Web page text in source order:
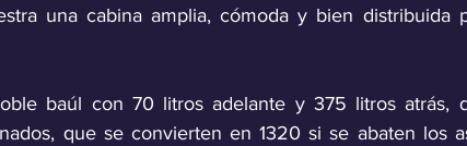
una cabina amplia, cómoda y bien distribuida
baúl con 70 litros adelante y 375 litros atrás,
que se convierten en 1320 si se abaten los